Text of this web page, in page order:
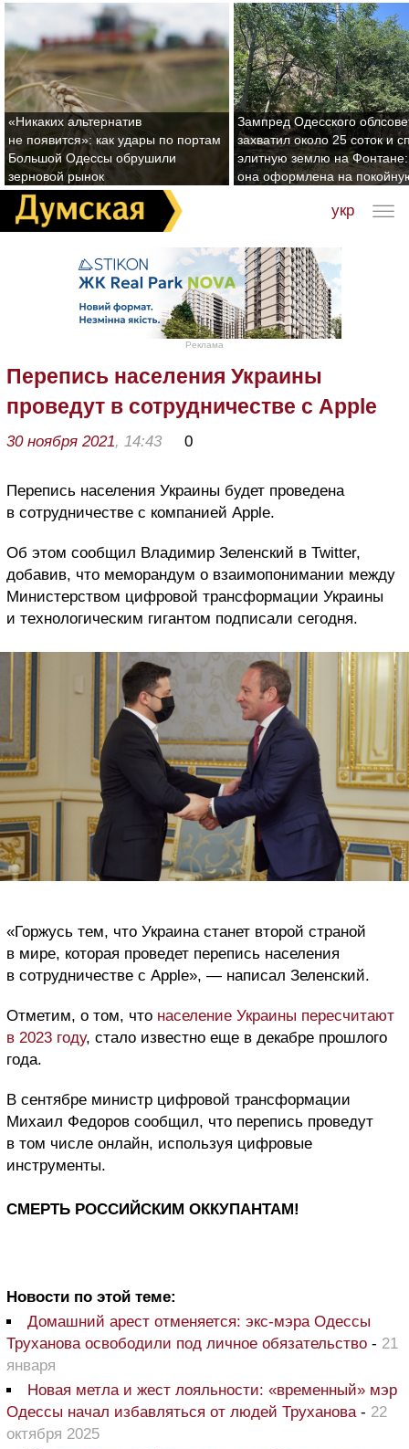
«Никаких альтернатив
не появится»: как удары по портам
Большой Одессы обрушили
зерновой рынок
Зампред Одесского
захватил около 25 соток и
элитную землю на Фонтане:
она оформлена на
укр
Реклама
Перепись населения Украины
проведут в сотрудничестве с Apple
30 ноября 2021, 14:43 0
Перепись населения Украины будет проведена
в сотрудничестве с компанией Apple.
Об этом сообщил Владимир Зеленский в Twitter,
добавив, что меморандум о взаимопонимании между
Министерством цифровой трансформации Украины
и технологическим гигантом подписали сегодня.
«Горжусь тем, что Украина станет второй страной
в мире, которая проведет перепись населения
в сотрудничестве с Apple», — написал Зеленский.
Отметим, о том, что население Украины пересчитают
в 2023 году, стало известно еще в декабре прошлого
года.
В сентябре министр цифровой трансформации
Михаил Федоров сообщил, что перепись проведут
в том числе онлайн, используя цифровые
инструменты.
СМЕРТЬ РОССИЙСКИМ ОККУПАНТАМ!
Новости по этой теме:
Домашний арест отменяется: экс-мэра Одессы
Труханова освободили под личное обязательство - 21
января
Новая метла и жест лояльности: «временный» мэр
Одессы начал избавляться от людей Труханова- 22
октября 2025